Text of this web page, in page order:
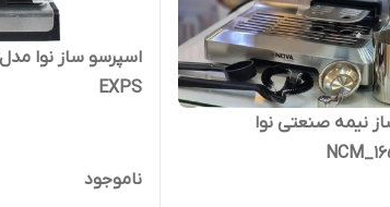
نیمه صنعتی نوا
EXPS
ناموجود